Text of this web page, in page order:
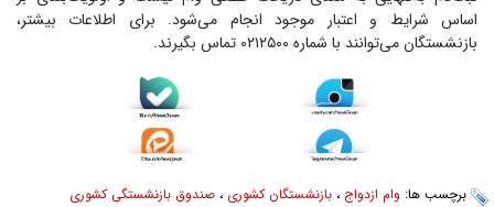
اساس شرایط و اعتبار موجود انجام می‌شود. برای اطلاعات بیشتر،
بازنشستگان می‌توانند با شماره ۰۲۱۲۵۰۰ تماس بگیرند.
برچسب ها: وام ازدواج ، بازنشستگان کشوری ، صندوق بازنشستگی کشوری